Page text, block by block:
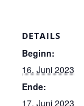
DETAILS
Beginn:
16. Juni 2023
Ende:
17. Juni 2023